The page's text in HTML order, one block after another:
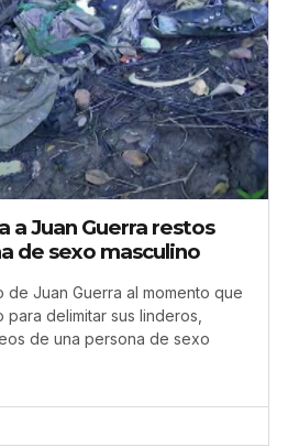
a Juan Guerra restos
de sexo masculino
de Juan Guerra al momento que
delimitar sus linderos,
de una persona de sexo